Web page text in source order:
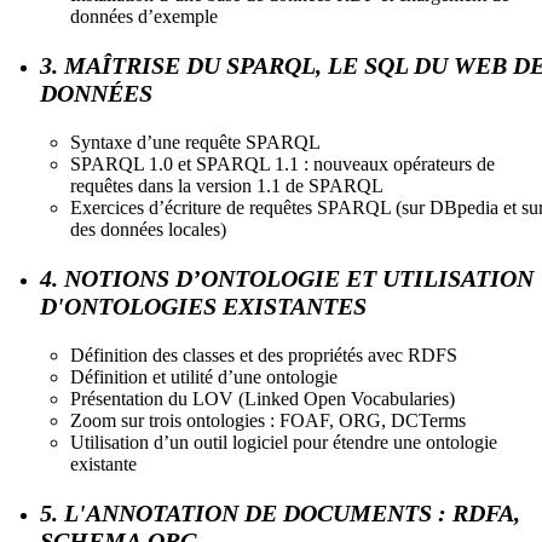
données d’exemple
3. MAÎTRISE DU SPARQL, LE SQL DU WEB
DONNÉES
Syntaxe d’une requête SPARQL
SPARQL 1.0 et SPARQL 1.1 : nouveaux opérateurs de
requêtes dans la version 1.1 de SPARQL
Exercices d’écriture de requêtes SPARQL (sur DBpedia et
des données locales)
4. NOTIONS D’ONTOLOGIE ET UTILISATION
D'ONTOLOGIES EXISTANTES
Définition des classes et des propriétés avec RDFS
Définition et utilité d’une ontologie
Présentation du LOV (Linked Open Vocabularies)
Zoom sur trois ontologies : FOAF, ORG, DCTerms
Utilisation d’un outil logiciel pour étendre une ontologie
existante
5. L'ANNOTATION DE DOCUMENTS : RDFA,